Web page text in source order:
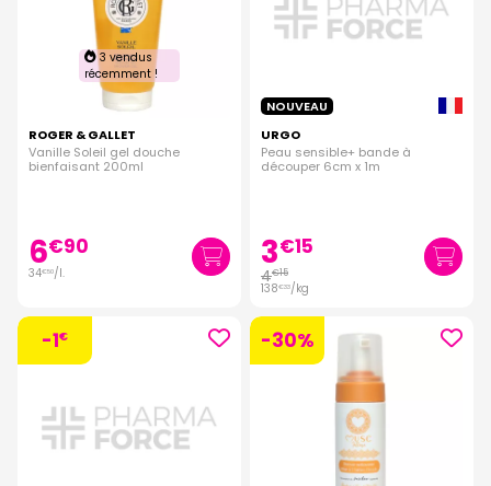
3 vendus
récemment !
ROGER & GALLET
Vanille Soleil gel douche
bienfaisant 200ml
6€90
34€50/l.
NOUVEAU
URGO
Peau sensible+ bande à
découper 6cm x 1m
3€15
4€15
138€33/kg
-1€ -30%